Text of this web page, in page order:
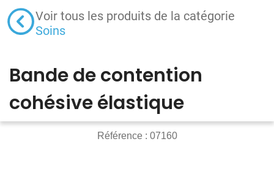
Voir tous les produits de la catégorie
Soins
Bande de contention
cohésive élastique
Référence : 07160